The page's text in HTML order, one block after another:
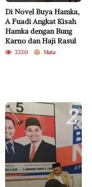
Di Novel Buya Hamka,
A Fuadi Angkat Kisah
Hamka dengan Bung
Karno dan Haji Rasul
3330 Mata
2